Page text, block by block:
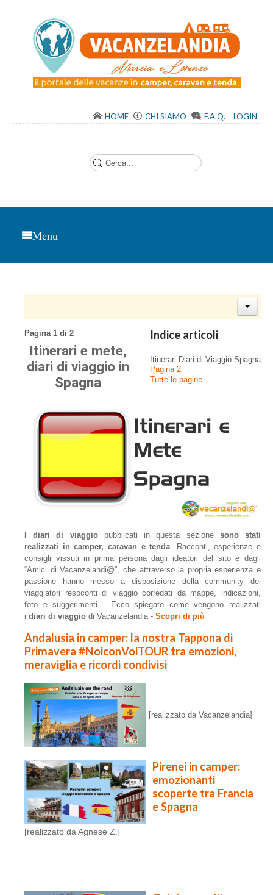
HOME CHI SIAMO F.A.Q. LOGIN
Menu
Indice articoli
Itinerari Diari di Viaggio Spagna
Pagina 2
Tutte le pagine
Pagina 1 di 2
Itinerari e mete,
diari di viaggio in
Spagna
I diari di viaggiopubblicati in questa sezione sono stati
realizzati in camper, caravan e tenda. Racconti, esperienze e
consigli vissuti in prima persona dagli ideatori del sito e dagli
“Amici di Vacanzelandi@”, che attraverso la propria esperienza e
passione hanno messo a disposizione della community dei
viaggiatori resoconti di viaggio corredati da mappe, indicazioni,
foto e suggerimenti. Ecco spiegato come vengono realizzati
i diari di viaggio di Vacanzelandia - Scopri di più
Andalusia in camper: la nostra Tappona di
Primavera #NoiconVoiTOUR tra emozioni,
meraviglia e ricordi condivisi
[realizzato da Vacanzelandia]
Pirenei in camper:
emozionanti
scoperte tra Francia
e Spagna
[realizzato da Agnese Z.]